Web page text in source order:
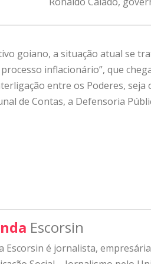
goiano, a situação atual se
inflacionário”, que
entre os Poderes,
de Contas, a Defensoria
Escorsin
Escorsin é jornalista,